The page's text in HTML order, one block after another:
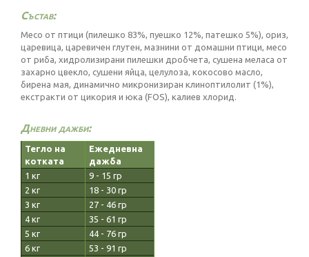
Състав:
Месо от птици (пилешко 83%, пуешко 12%, патешко 5%), ориз,
царевица, царевичен глутен, мазнини от домашни птици, месо
от риба, хидролизирани пилешки дробчета, сушена меласа от
захарно цвекло, сушени яйца, целулоза, кокосово масло,
бирена мая, динамично микронизиран клиноптилолит (1%),
екстракти от цикория и юка (FOS), калиев хлорид.
Дневни дажби:
Тегло на
котката
Ежедневна
дажба
1 кг
9 - 15 гр
2 кг
18 - 30 гр
3 кг
27 - 46 гр
4 кг
35 - 61 гр
5 кг
44 - 76 гр
6 кг
53 - 91 гр